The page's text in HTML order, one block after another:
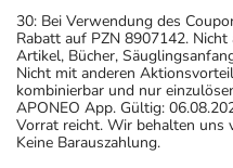
30: Bei Verwendung des
Rabatt auf PZN 8907142.
Artikel, Bücher,
Nicht mit anderen
kombinierbar und nur
APONEO App. Gültig:
Vorrat reicht. Wir behalten uns
Keine Barauszahlung.